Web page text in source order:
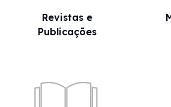
Revistas e
Publicações